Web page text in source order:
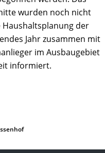
wurden noch nicht
der
Jahr zusammen mit
im Ausbaugebiet
informiert.